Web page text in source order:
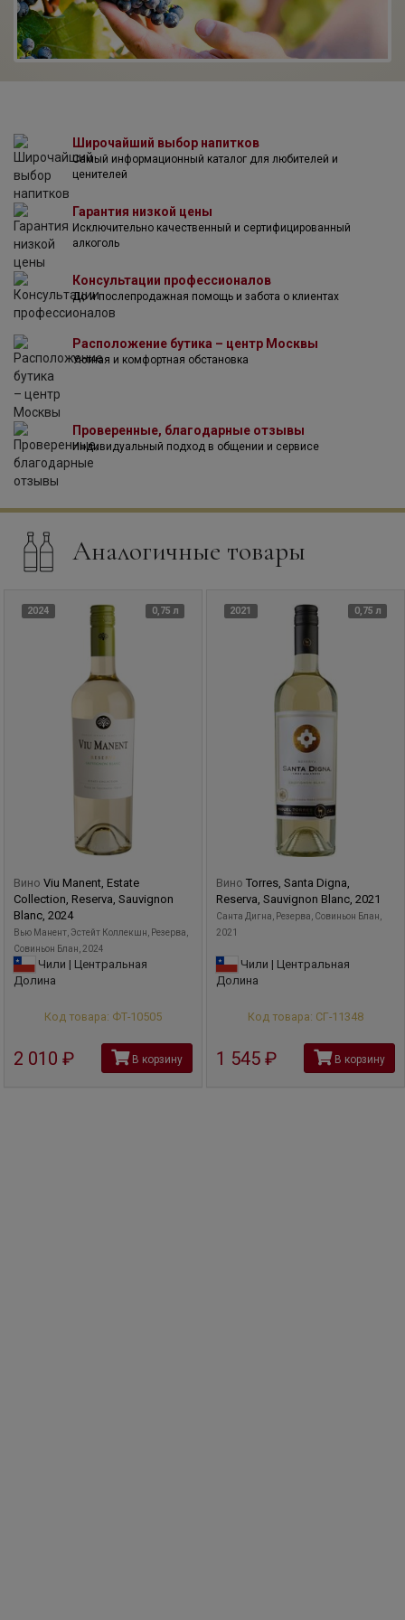
Широчайший выбор напитков
Самый информационный каталог для любителей и
ценителей
Гарантия низкой цены
Исключительно качественный и сертифицированный
алкоголь
Консультации профессионалов
До и послепродажная помощь и забота о клиентах
Расположение бутика – центр Москвы
Уютная и комфортная обстановка
Проверенные, благодарные отзывы
Индивидуальный подход в общении и сервисе
Аналогичные товары
2024 0,75 л
Вино Viu Manent, Estate
Collection, Reserva, Sauvignon
Blanc, 2024
Вью Манент, Эстейт Коллекшн, Резерва,
Совиньон Блан, 2024
Чили | Центральная
Долина
Код товара: ФТ-10505
2 010 руб В корзину
2021 0,75 л
Вино Torres, Santa Digna,
Reserva, Sauvignon Blanc, 2021
Санта Дигна, Резерва, Совиньон Блан,
2021
Чили | Центральная
Долина
Код товара: СГ-11348
1 545 руб В корзину